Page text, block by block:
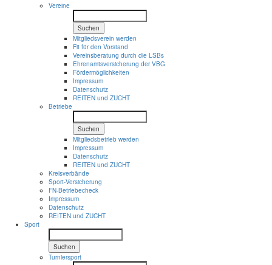
Vereine
Suchen
Mitgliedsverein werden
Fit für den Vorstand
Vereinsberatung durch die LSBs
Ehrenamtsversicherung der VBG
Fördermöglichkeiten
Impressum
Datenschutz
REITEN und ZUCHT
Betriebe
Suchen
Mitgliedsbetrieb werden
Impressum
Datenschutz
REITEN und ZUCHT
Kreisverbände
Sport-Versicherung
FN-Betriebecheck
Impressum
Datenschutz
REITEN und ZUCHT
Sport
Suchen
Turniersport